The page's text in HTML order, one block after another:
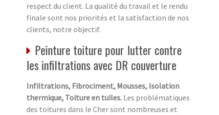
respect du client. La qualité du travail et le rendu
finale sont nos priorités et la satisfaction de nos
clients, notre objectif.
Peinture toiture pour lutter contre
les infiltrations avec DR couverture
Infiltrations, Fibrociment, Mousses, Isolation
thermique, Toiture en tuiles. Les problématiques
des toitures dans le Cher sont nombreuses et